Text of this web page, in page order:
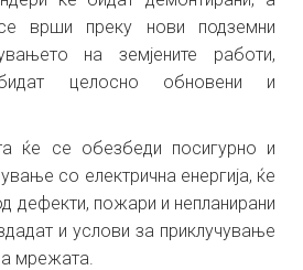
врши преку нови подземни
на земјените работи,
целосно обновени и
ќе се обезбеди посигурно и
со електрична енергија, ќе
дефекти, пожари и непланирани
и услови за приклучување
мрежата.